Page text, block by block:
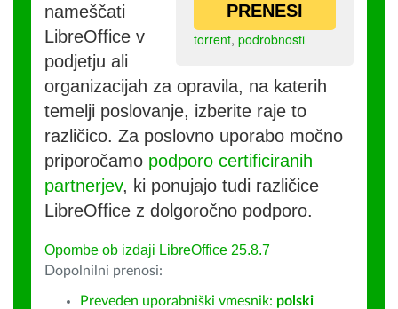
PRENESI
torrent, podrobnosti
nameščati
LibreOffice v
podjetju ali
organizacijah za opravila, na katerih
temelji poslovanje, izberite raje to
različico. Za poslovno uporabo močno
priporočamo podporo certificiranih
partnerjev, ki ponujajo tudi različice
LibreOffice z dolgoročno podporo.
Opombe ob izdaji LibreOffice 25.8.7
Dopolnilni prenosi:
Preveden uporabniški vmesnik: polski